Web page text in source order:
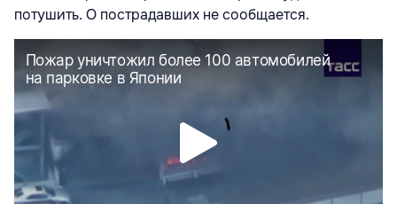
потушить. О пострадавших не сообщается.